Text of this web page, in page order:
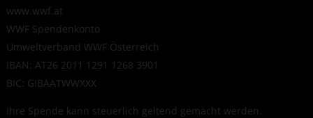
www.wwf.at
WWF Spendenkonto
Umweltverband WWF Österreich
IBAN: AT26 2011 1291 1268 3901
BIC: GIBAATWWXXX
Ihre Spende kann steuerlich geltend gemacht werden.